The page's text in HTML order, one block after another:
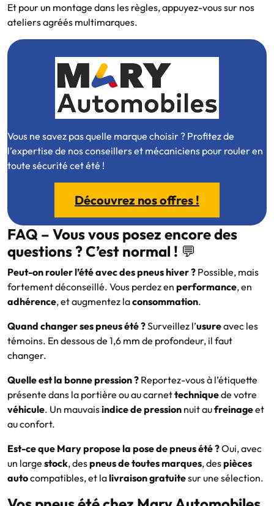
Et pour un montage dans les règles, appuyez-vous sur nos
ateliers agréés multimarques.
Vous ne savez pas quelle marque choisir ? Profitez de
l’expertise de nos conseillers et mécaniciens pour rouler en
toute sécurité cet été !
Découvrez nos offres !
FAQ – Vous vous posez encore des
questions ? C’est normal ! 💬
Peut-on rouler l’été avec des pneus hiver ? Possible, mais
fortement déconseillé. Vous perdez en performance, en
adhérence, et augmentez laconsommation.
Quand changer ses pneus été ?Surveillez l’usureavec les
témoins. En dessous de 1,6 mm de profondeur, il faut
changer.
Quelle est la bonne pression ? Reportez-vous à l’étiquette
présente dans la portière ou au carnettechniquede votre
véhicule. Un mauvaisindice de pression nuit aufreinageet
au confort.
Est-ce que Mary propose la pose de pneus été ?Oui, avec
un large stock, despneus de toutes marques, despièces
autocompatibles, et lalivraison gratuitesur une sélection.